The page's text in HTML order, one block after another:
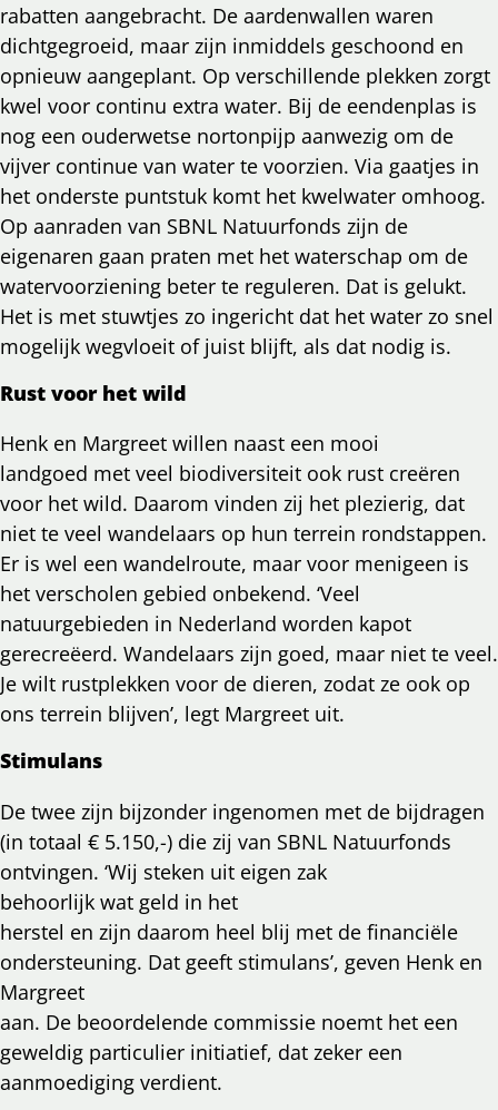
rabatten aangebracht. De aardenwallen waren
dichtgegroeid, maar zijn inmiddels geschoond en
opnieuw aangeplant. Op verschillende plekken zorgt
kwel voor continu extra water. Bij de eendenplas is
nog een ouderwetse nortonpijp aanwezig om de
vijver continue van water te voorzien. Via gaatjes in
het onderste puntstuk komt het kwelwater omhoog.
Op aanraden van SBNL Natuurfonds zijn de
eigenaren gaan praten met het waterschap om de
watervoorziening beter te reguleren. Dat is gelukt.
Het is met stuwtjes zo ingericht dat het water zo snel
mogelijk wegvloeit of juist blijft, als dat nodig is.
Rust voor het wild
Henk en Margreet willen naast een mooi
landgoed met veel biodiversiteit ook rust creëren
voor het wild. Daarom vinden zij het plezierig, dat
niet te veel wandelaars op hun terrein rondstappen.
Er is wel een wandelroute, maar voor menigeen is
het verscholen gebied onbekend. ‘Veel
natuurgebieden in Nederland worden kapot
gerecreëerd. Wandelaars zijn goed, maar niet te veel.
Je wilt rustplekken voor de dieren, zodat ze ook op
ons terrein blijven’, legt Margreet uit.
Stimulans
De twee zijn bijzonder ingenomen met de bijdragen
(in totaal € 5.150,-) die zij van SBNL Natuurfonds
ontvingen. ‘Wij steken uit eigen zak
behoorlijk wat geld in het
herstel en zijn daarom heel blij met de financiële
ondersteuning. Dat geeft stimulans’, geven Henk en
Margreet
aan. De beoordelende commissie noemt het een
geweldig particulier initiatief, dat zeker een
aanmoediging verdient.